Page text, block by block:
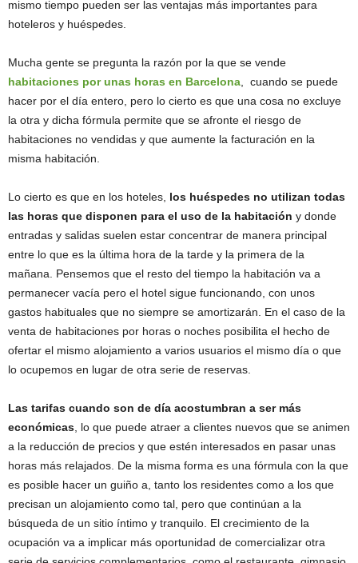
mismo tiempo pueden ser las ventajas más importantes para
hoteleros y huéspedes.
Mucha gente se pregunta la razón por la que se vende
habitaciones por unas horas en Barcelona, cuando se puede
hacer por el día entero, pero lo cierto es que una cosa no excluye
la otra y dicha fórmula permite que se afronte el riesgo de
habitaciones no vendidas y que aumente la facturación en la
misma habitación.
Lo cierto es que en los hoteles, los huéspedes no utilizan todas
las horas que disponen para el uso de la habitación y donde
entradas y salidas suelen estar concentrar de manera principal
entre lo que es la última hora de la tarde y la primera de la
mañana. Pensemos que el resto del tiempo la habitación va a
permanecer vacía pero el hotel sigue funcionando, con unos
gastos habituales que no siempre se amortizarán. En el caso de la
venta de habitaciones por horas o noches posibilita el hecho de
ofertar el mismo alojamiento a varios usuarios el mismo día o que
lo ocupemos en lugar de otra serie de reservas.
Las tarifas cuando son de día acostumbran a ser más
económicas, lo que puede atraer a clientes nuevos que se animen
a la reducción de precios y que estén interesados en pasar unas
horas más relajados. De la misma forma es una fórmula con la que
es posible hacer un guiño a, tanto los residentes como a los que
precisan un alojamiento como tal, pero que continúan a la
búsqueda de un sitio íntimo y tranquilo. El crecimiento de la
ocupación va a implicar más oportunidad de comercializar otra